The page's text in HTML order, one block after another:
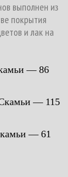
выполнен из
покрытия
и лак на
— 86
— 115
— 61